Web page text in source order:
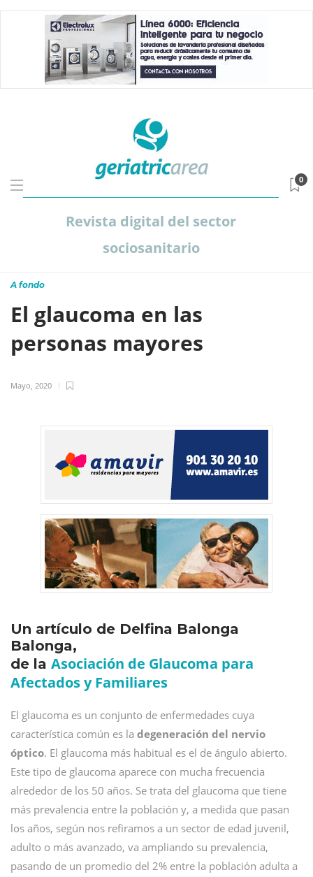
Revista digital del sector
sociosanitario
0
A fondo
El glaucoma en las
personas mayores
Mayo, 2020
Un artículo de Delfina Balonga
Balonga,
de la Asociación de Glaucoma para
Afectados y Familiares
El glaucoma es un conjunto de enfermedades cuya
característica común es la degeneración del nervio
óptico. El glaucoma más habitual es el de ángulo abierto.
Este tipo de glaucoma aparece con mucha frecuencia
alrededor de los 50 años. Se trata del glaucoma que tiene
más prevalencia entre la población y, a medida que pasan
los años, según nos refiramos a un sector de edad juvenil,
adulto o más avanzado, va ampliando su prevalencia,
pasando de un promedio del 2% entre la población adulta a